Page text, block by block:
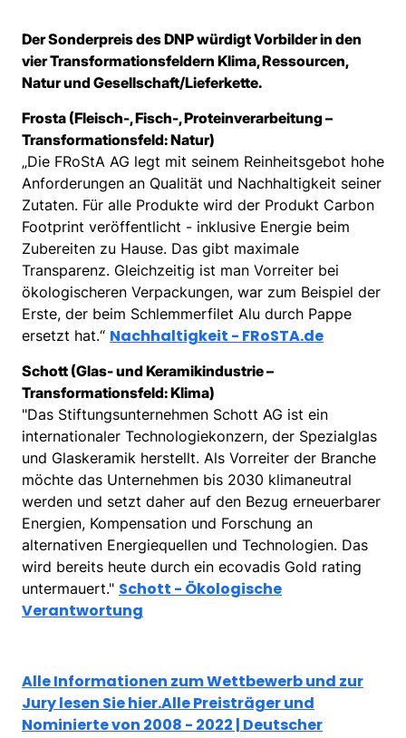
Der Sonderpreis des DNP würdigt Vorbilder in den
vier Transformationsfeldern Klima, Ressourcen,
Natur und Gesellschaft/Lieferkette.
Frosta (Fleisch-, Fisch-, Proteinverarbeitung –
Transformationsfeld: Natur)
„Die FRoStA AG legt mit seinem Reinheitsgebot hohe
Anforderungen an Qualität und Nachhaltigkeit seiner
Zutaten. Für alle Produkte wird der Produkt Carbon
Footprint veröffentlicht - inklusive Energie beim
Zubereiten zu Hause. Das gibt maximale
Transparenz. Gleichzeitig ist man Vorreiter bei
ökologischeren Verpackungen, war zum Beispiel der
Erste, der beim Schlemmerfilet Alu durch Pappe
ersetzt hat.“ Nachhaltigkeit - FRoSTA.de
Schott (Glas- und Keramikindustrie –
Transformationsfeld: Klima)
"Das Stiftungsunternehmen Schott AG ist ein
internationaler Technologiekonzern, der Spezialglas
und Glaskeramik herstellt. Als Vorreiter der Branche
möchte das Unternehmen bis 2030 klimaneutral
werden und setzt daher auf den Bezug erneuerbarer
Energien, Kompensation und Forschung an
alternativen Energiequellen und Technologien. Das
wird bereits heute durch ein ecovadis Gold rating
untermauert." Schott - Ökologische
Verantwortung
Alle Informationen zum Wettbewerb und zur
Jury lesen Sie hier.Alle Preisträger und
Nominierte von 2008 - 2022 | Deutscher